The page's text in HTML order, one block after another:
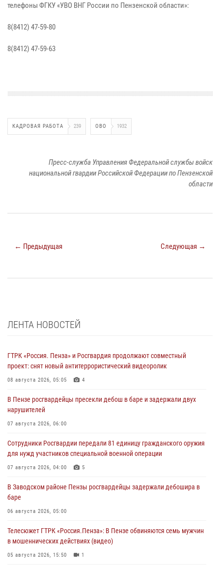
телефоны ФГКУ «УВО ВНГ России по Пензенской области»:
8(8412) 47-59-80
8(8412) 47-59-63
КАДРОВАЯ РАБОТА 239 ОВО 1932
Пресс-служба Управления Федеральной службы войск
национальной гвардии Российской Федерации по Пензенской
области
← Предыдущая Следующая →
ЛЕНТА НОВОСТЕЙ
ГТРК «Россия. Пенза» и Росгвардия продолжают совместный
проект: снят новый антитеррористический видеоролик
08 августа 2026, 05:05 4
В Пензе росгвардейцы пресекли дебош в баре и задержали двух
нарушителей
07 августа 2026, 06:00
Сотрудники Росгвардии передали 81 единицу гражданского оружия
для нужд участников специальной военной операции
07 августа 2026, 04:00 5
В Заводском районе Пензы росгвардейцы задержали дебошира в
баре
06 августа 2026, 05:00
Телесюжет ГТРК «Россия.Пенза»: В Пензе обвиняются семь мужчин
в мошеннических действиях (видео)
05 августа 2026, 15:50 1